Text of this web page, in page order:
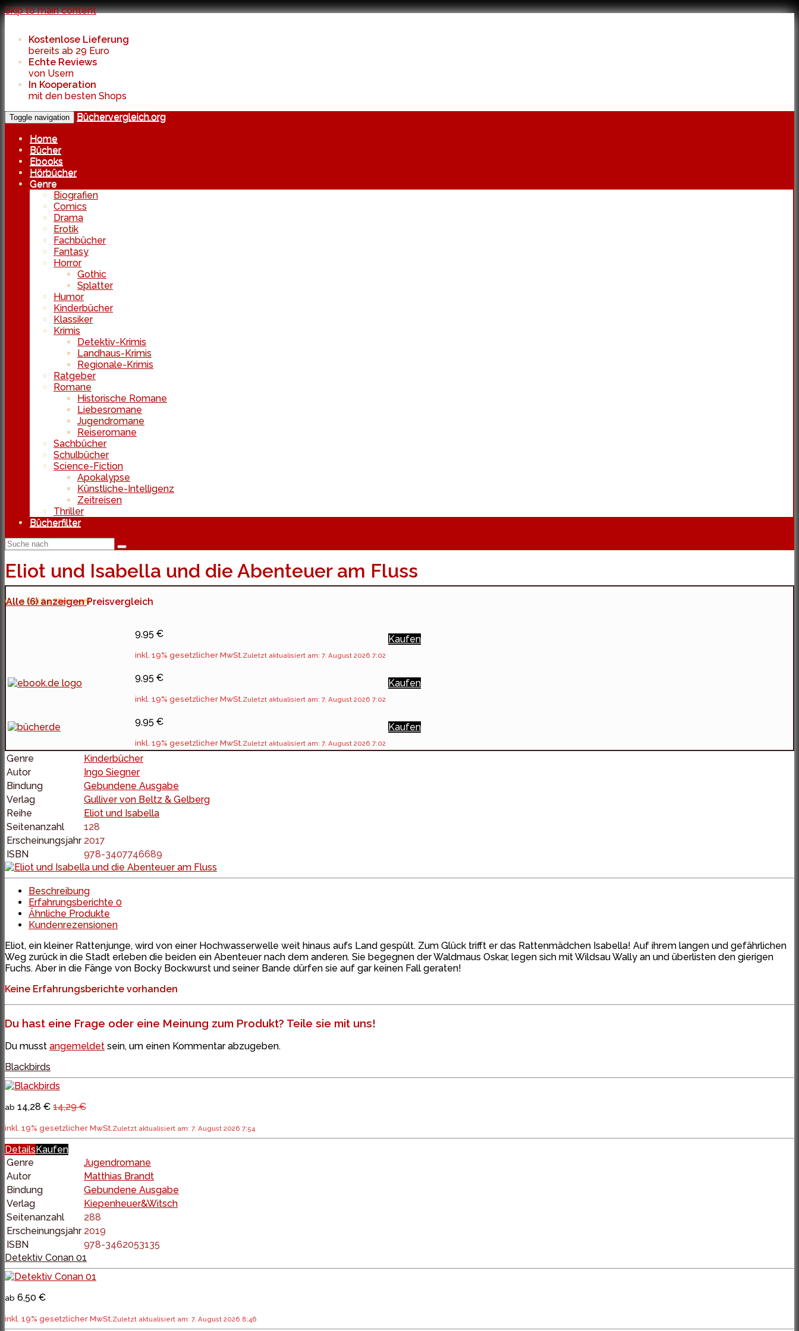
Skip to main content
Kostenlose Lieferung
bereits ab 29 Euro
Echte Reviews
von Usern
In Kooperation
mit den besten Shops
Toggle navigation
Büchervergleich.org
Home
Bücher
Ebooks
Hörbücher
Genre
Biografien
Comics
Drama
Erotik
Fachbücher
Fantasy
Horror
Gothic
Splatter
Humor
Kinderbücher
Klassiker
Krimis
Detektiv-Krimis
Landhaus-Krimis
Regionale-Krimis
Ratgeber
Romane
Historische Romane
Liebesromane
Jugendromane
Reiseromane
Sachbücher
Schulbücher
Science-Fiction
Apokalypse
Künstliche-Intelligenz
Zeitreisen
Thriller
Bücherfilter
Eliot und Isabella und die Abenteuer am Fluss
(5 / 5 bei 84 Stimmen)
Alle (6) anzeigenPreisvergleich
9,95 €
inkl. 19% gesetzlicher MwSt. Zuletzt aktualisiert am: 7. August 2026 7:02
Kaufen
9,95 €
inkl. 19% gesetzlicher MwSt. Zuletzt aktualisiert am: 7. August 2026 7:02
Kaufen
9,95 €
inkl. 19% gesetzlicher MwSt. Zuletzt aktualisiert am: 7. August 2026 7:02
Kaufen
Genre
Kinderbücher
Autor
Ingo Siegner
Bindung
Gebundene Ausgabe
Verlag
Gulliver von Beltz & Gelberg
Reihe
Eliot und Isabella
Seitenanzahl
128
Erscheinungsjahr 2017
ISBN
978-3407746689
Beschreibung
Erfahrungsberichte 0
Ähnliche Produkte
Kundenrezensionen
Eliot, ein kleiner Rattenjunge, wird von einer Hochwasserwelle weit hinaus aufs Land gespült. Zum Glück trifft er das Rattenmädchen Isabella! Auf ihrem langen und gefährlichen
Weg zurück in die Stadt erleben die beiden ein Abenteuer nach dem anderen. Sie begegnen der Waldmaus Oskar, legen sich mit Wildsau Wally an und überlisten den gierigen
Fuchs. Aber in die Fänge von Bocky Bockwurst und seiner Bande dürfen sie auf gar keinen Fall geraten!
Keine Erfahrungsberichte vorhanden
Du hast eine Frage oder eine Meinung zum Produkt? Teile sie mit uns!
Du musst angemeldet sein, um einen Kommentar abzugeben.
Blackbirds
ab 14,28 € 14,29 €
inkl. 19% gesetzlicher MwSt.Zuletzt aktualisiert am: 7. August 2026 7:54
Details Kaufen
Genre
Jugendromane
Autor
Matthias Brandt
Bindung
Gebundene Ausgabe
Verlag
Kiepenheuer&Witsch
Seitenanzahl
288
Erscheinungsjahr 2019
ISBN
978-3462053135
Detektiv Conan 01
ab 6,50 €
inkl. 19% gesetzlicher MwSt.Zuletzt aktualisiert am: 7. August 2026 8:46